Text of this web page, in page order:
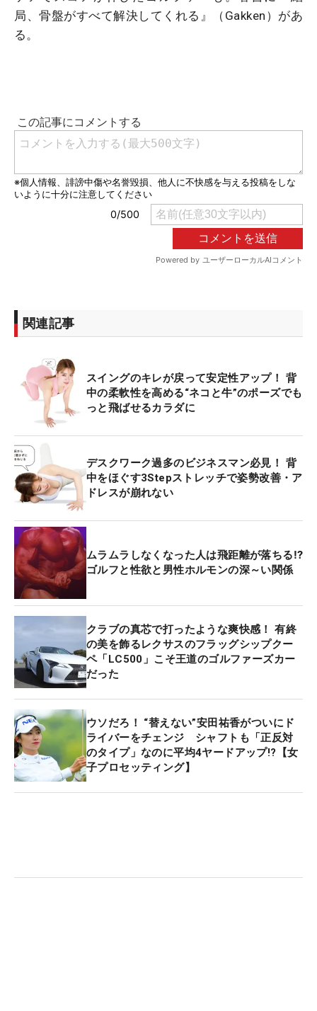
局、骨盤がすべて解決してくれる』（Gakken）があ
る。
関連記事
スイングのキレが戻って安定性アップ！ 背
中の柔軟性を高める“ネコと牛”のポーズでも
っと飛ばせるカラダに
デスクワーク過多のビジネスマン必見！ 背
中をほぐす3Stepストレッチで姿勢改善・ア
ドレスが崩れない
ムラムラしなくなった人は飛距離が落ちる⁉
ゴルフと性欲と男性ホルモンの深～い関係
クラブの真芯で打ったような爽快感！ 有終
の美を飾るレクサスのフラッグシップクー
ペ「LC500」こそ王道のゴルファーズカー
だった
ウソだろ！ “替えない”安田祐香がついにド
ライバーをチェンジ シャフトも「正反対
のタイプ」なのに平均4ヤードアップ!?【女
子プロセッティング】